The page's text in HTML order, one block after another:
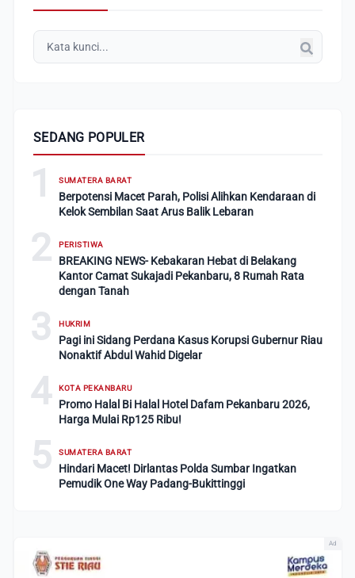
SEDANG POPULER
1 SUMATERA BARAT
Berpotensi Macet Parah, Polisi Alihkan Kendaraan di
Kelok Sembilan Saat Arus Balik Lebaran
2 PERISTIWA
BREAKING NEWS- Kebakaran Hebat di Belakang
Kantor Camat Sukajadi Pekanbaru, 8 Rumah Rata
dengan Tanah
3 HUKRIM
Pagi ini Sidang Perdana Kasus Korupsi Gubernur Riau
Nonaktif Abdul Wahid Digelar
4 KOTA PEKANBARU
Promo Halal Bi Halal Hotel Dafam Pekanbaru 2026,
Harga Mulai Rp125 Ribu!
5 SUMATERA BARAT
Hindari Macet! Dirlantas Polda Sumbar Ingatkan
Pemudik One Way Padang-Bukittinggi
Ad